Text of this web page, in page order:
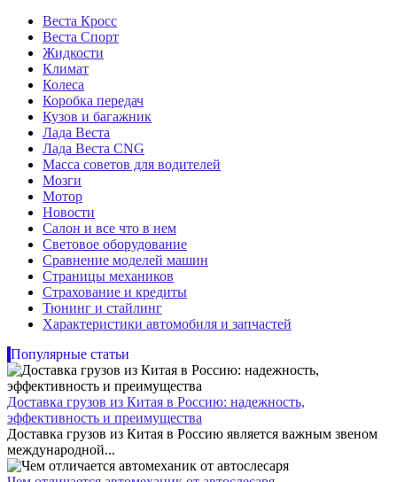
Веста Кросс
Веста Спорт
Жидкости
Климат
Колеса
Коробка передач
Кузов и багажник
Лада Веста
Лада Веста CNG
Масса советов для водителей
Мозги
Мотор
Новости
Салон и все что в нем
Световое оборудование
Сравнение моделей машин
Страницы механиков
Страхование и кредиты
Тюнинг и стайлинг
Характеристики автомобиля и запчастей
Популярные статьи
Доставка грузов из Китая в Россию: надежность,
эффективность и преимущества
Доставка грузов из Китая в Россию является важным звеном
международной...